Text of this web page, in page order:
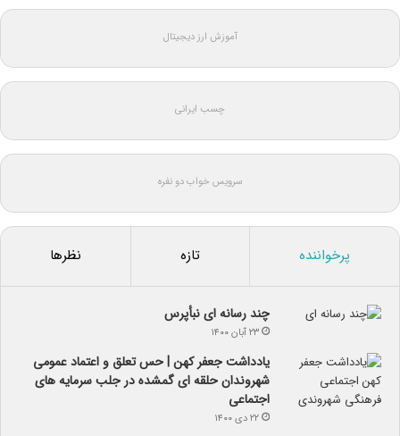
آموزش ارز دیجیتال
چسب ایرانی
سرویس خواب دو نفره
پرخواننده تازه نظرها
چند رسانه ای نبأپرس
۲۳ آبان ۱۴۰۰
یادداشت جعفر کهن | حس تعلق و اعتماد عمومی
شهروندان حلقه ای گمشده در جلب سرمایه های
اجتماعی
۲۲ دی ۱۴۰۰